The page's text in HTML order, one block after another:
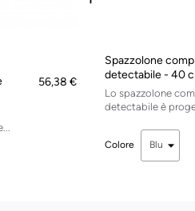
56,38 €
Spazzolone
detectabile - 40
Lo spazzolone
detectabile è
Colore